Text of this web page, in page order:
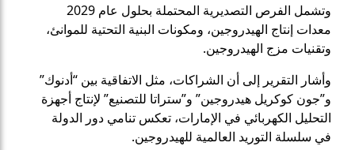
وتشمل الفرص التصديرية المحتملة بحلول عام 2029
معدات إنتاج الهيدروجين، ومكونات البنية التحتية للموانئ،
وتقنيات مزج الهيدروجين.
وأشار التقرير إلى أن الشراكات، مثل الاتفاقية بين “أدنوك”
و”جون كوكريل هيدروجين” و”ستراتا للتصنيع” لإنتاج أجهزة
التحليل الكهربائي في الإمارات، تعكس تنامي دور الدولة
في سلسلة التوريد العالمية للهيدروجين.